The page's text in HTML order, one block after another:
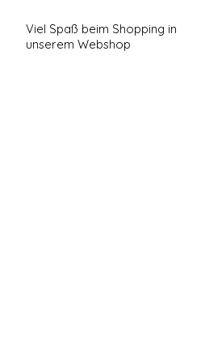
Viel Spaß beim Shopping in
unserem Webshop